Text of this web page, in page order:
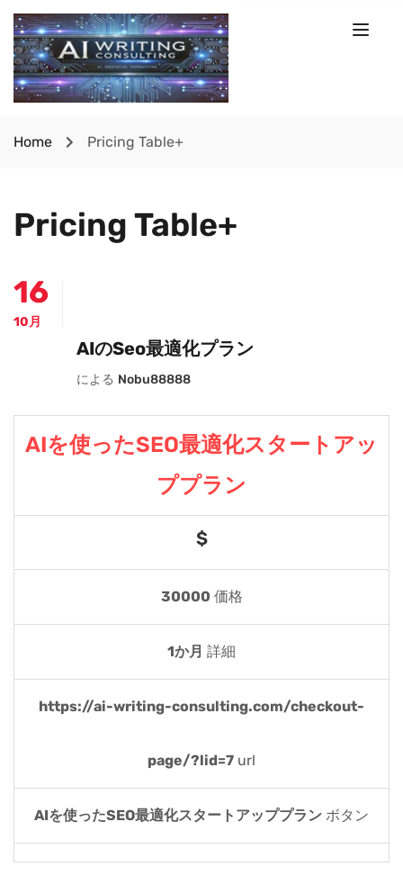
Home Pricing Table+
Pricing Table+
16
10月
AIのseo最適化プラン
による Nobu88888
AIを使ったSEO最適化スタートアッ
ププラン
$
30000 価格
1か月 詳細
https://ai-writing-consulting.com/checkout-
page/?lid=7 url
AIを使ったSEO最適化スタートアッププラン ボタン